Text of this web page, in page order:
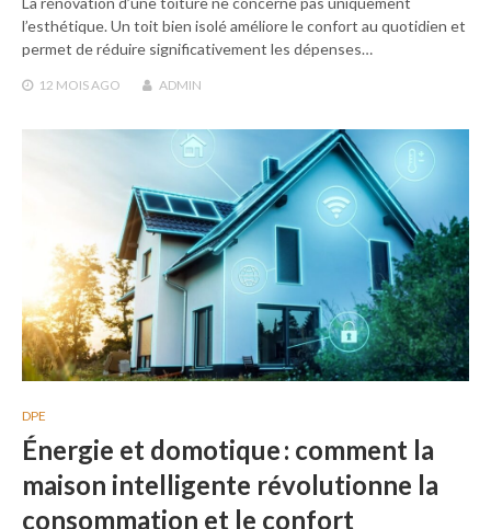
l’esthétique. Un toit bien isolé améliore le confort au quotidien et
permet de réduire significativement les dépenses…
12 MOIS AGO ADMIN
DPE
Énergie et domotique : comment la
maison intelligente révolutionne la
consommation et le confort